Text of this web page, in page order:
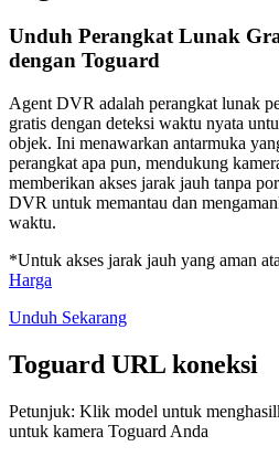
Unduh Perangkat Lunak
dengan Toguard
Agent DVR adalah perangkat lunak
gratis dengan deteksi waktu nyata
objek. Ini menawarkan antarmuka
perangkat apa pun, mendukung
memberikan akses jarak jauh tanpa
DVR untuk memantau dan
waktu.
*Untuk akses jarak jauh yang aman
Harga
Unduh Sekarang
Toguard URL koneksi
Petunjuk: Klik model untuk
untuk kamera Toguard Anda